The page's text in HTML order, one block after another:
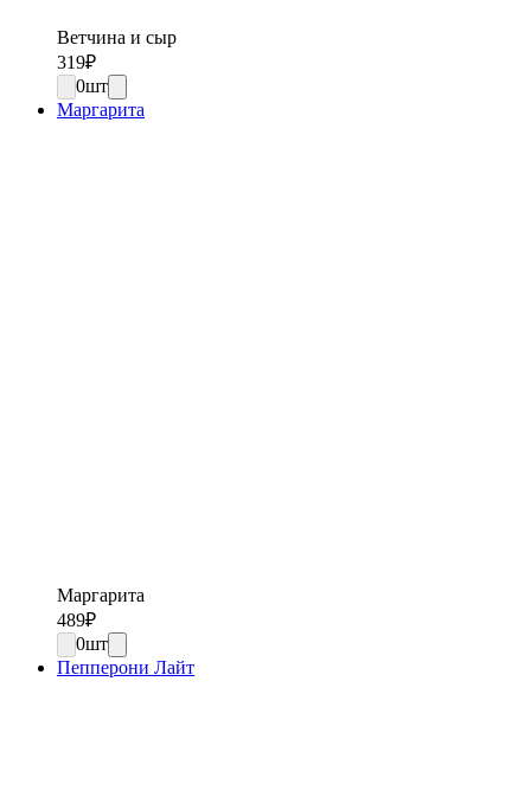
Ветчина и сыр
319₽
0шт
Маргарита
Маргарита
489₽
0шт
Пепперони Лайт